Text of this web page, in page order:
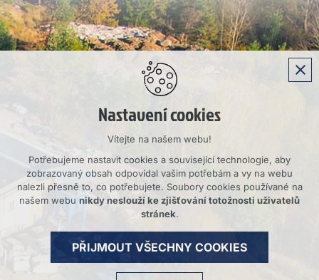
Nastavení cookies
Vítejte na našem webu!
Potřebujeme nastavit cookies a související technologie, aby
zobrazovaný obsah odpovídal vašim potřebám a vy na webu
nalezli přesně to, co potřebujete. Soubory cookies používané na
našem webu nikdy neslouží ke zjišťování totožnosti uživatelů
stránek.
PŘIJMOUT VŠECHNY COOKIES